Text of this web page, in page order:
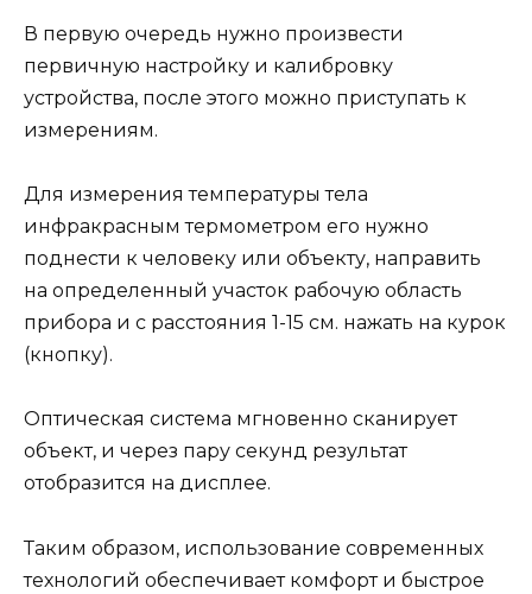
В первую очередь нужно произвести
первичную настройку и калибровку
устройства, после этого можно приступать к
измерениям.
Для измерения температуры тела
инфракрасным термометром его нужно
поднести к человеку или объекту, направить
на определенный участок рабочую область
прибора и с расстояния 1-15 см. нажать на курок
(кнопку).
Оптическая система мгновенно сканирует
объект, и через пару секунд результат
отобразится на дисплее.
Таким образом, использование современных
технологий обеспечивает комфорт и быстрое